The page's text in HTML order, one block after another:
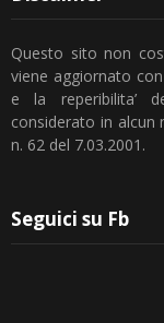
Questo sito non
viene aggiornato
e la reperibilita’
considerato in alcun
n. 62 del 7.03.2001.
Seguici su Fb